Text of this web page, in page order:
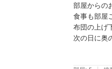
部屋からの
食事も部屋
布団の上げ
次の日に奥